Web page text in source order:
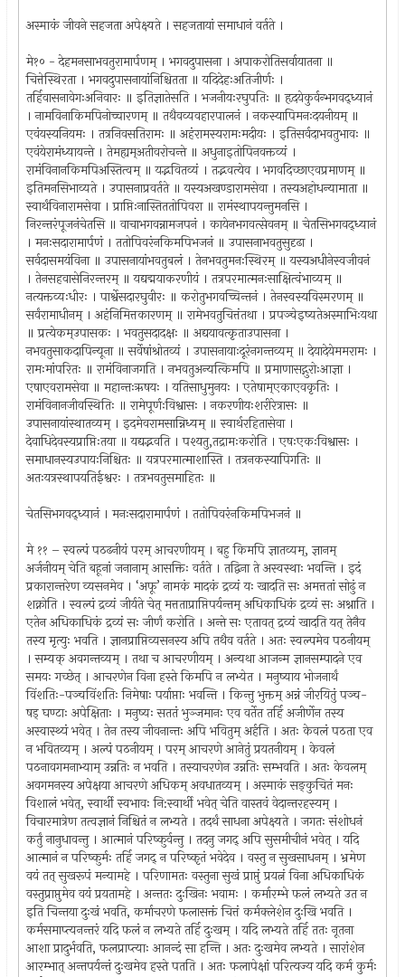
अस्माकं जीवने सहजता अपेक्ष्यते । सहजतायां समाधानं वर्तते ।
मे१० - देहमनसाभवतुरामार्पणम् । भगवदुपासना । अपाकरोतिसर्वायातना ॥
चित्तेस्थिरता । भगवदुपासनायांनिश्चितता ॥ यदिदेहःअतिजीर्णः ।
तर्हिवासनावेगःअनिवारः ॥ इतिज्ञातेसति । भजनीयःरघुपतिः ॥ हृदयेकुर्वन्भगवद्ध्यानं
। नामविनाकिमपिनोच्चारणम् ॥ तथैवव्यवहारपालनं । नकस्यापिमनःदयनीयम् ॥
एवंयस्यनियमः । तत्रनिवसतिरामः ॥ अहंरामस्यरामःमदीयः । इतिसर्वदाभवतुभावः ॥
एवंयेरामंध्यायन्ते । तेमह्यम्अतीवरोचन्ते ॥ अधुनाइतोपिनवक्तव्यं ।
रामंविनानकिमपिअस्तित्वम् ॥ यद्भवितव्यं । तद्भवत्येव । भगवदिच्छाएवप्रमाणम् ॥
इतिमनसिभाव्यते । उपासनाप्रवर्तते ॥ यस्यअखण्डारामसेवा । तस्यअहोधन्यामाता ॥
स्वार्थंविनारामसेवा । प्राप्तिःनास्तिततोपिवरा ॥ रामंस्थापयन्तुमनसि ।
निरन्तरंपूजनंचेतसि ॥ वाचाभगवन्नामजपनं । कायेनभगवत्सेवनम् ॥ चेतसिभगवद्ध्यानं
। मनःसदारामार्पणं । ततोपिवरंनकिमपिभजनं ॥ उपासनाभवतुसुदृढा ।
सर्वदासमयंविना ॥ उपासनायांभवतुबलं । तेनभवतुमनःस्थिरम् ॥ यस्यअधीनेस्वजीवनं
। तेनसहवासेनिरन्तरम् ॥ यद्यद्मयाकरणीयं । तत्रपरमात्मनःसाक्षित्वंभाव्यम् ॥
नत्यक्तव्यःधीरः । पार्श्वेसदारघुवीरः ॥ करोतुभगवच्चिन्तनं । तेनस्वस्यविस्मरणम् ॥
सर्वंरामाधीनम् । अहंनिमित्तकारणम् ॥ रामेभवतुचित्तंतथा । प्रपञ्चेइष्यतेअस्माभिःयथा
॥ प्रत्येकम्उपासकः । भवतुसदादक्षः ॥ अद्ययावत्कृताउपासना ।
नभवतुसाकदापिन्यूना ॥ सर्वेषांश्रोतव्यं । उपासनायाःदूरंनगन्तव्यम् ॥ देयादेयेममरामः ।
रामःमांपरितः ॥ रामंविनाजगति । नभवतुअन्यत्किमपि ॥ प्रमाणासद्गुरोःआज्ञा ।
एषाएवरामसेवा ॥ महान्तःऋषयः । यतिसाधुमुनयः । एतेषाम्एकाएवकृतिः ।
रामंविनानजीवस्थितिः ॥ रामेपूर्णःविश्वासः । नकरणीयःशरीरेत्रासः ॥
उपासनायांस्थातव्यम् । इदमेवरामसान्निध्यम् ॥ स्वार्थरहितासेवा ।
देवाधिदेवस्यप्राप्तिःतया ॥ यद्यद्भवति । पश्यतु,तद्रामःकरोति । एषःएकःविश्वासः ।
समाधानस्यउपायःनिश्चितः ॥ यत्रपरमात्माशास्ति । तत्रनकस्यापिगतिः ॥
अतःयत्रस्थापयतिईश्वरः । तत्रभवतुसमाहितः ॥
चेतसिभगवद्ध्यानं । मनःसदारामार्पणं । ततोपिवरंनकिमपिभजनं ॥
मे ११ – स्वल्पं पठढनीयं परम् आचरणीयम् । बहु किमपि ज्ञातव्यम्, ज्ञानम्
अर्जनीयम् चेति बहूनां जनानाम् आसक्तिः वर्तते । तद्विना ते अस्वस्थाः भवन्ति । इदं
प्रकारान्तरेण व्यसनमेव । ‘अफू’ नामकं मादकं द्रव्यं यः खादति सः अमत्ततां सोढुं न
शक्नोति । स्वल्पं द्रव्यं जीर्यते चेत् मत्तताप्राप्तिपर्यन्तम् अधिकाधिकं द्रव्यं सः अश्नाति ।
एतेन अधिकाधिकं द्रव्यं सः जीर्णं करोति । अन्ते सः एतावत् द्रव्यं खादति यत् तेनैव
तस्य मृत्युः भवति । ज्ञानप्राप्तिव्यसनस्य अपि तथैव वर्तते । अतः स्वल्पमेव पठनीयम्
। सम्यक् अवगन्तव्यम् । तथा च आचरणीयम् । अन्यथा आजन्म ज्ञानसम्पादने एव
समयः गच्छेत् । आचरणेन विना हस्ते किमपि न लभ्येत । मनुष्याय भोजनार्थं
विंशतिः-पञ्चविंशतिः निमेषाः पर्याप्ताः भवन्ति । किन्तु भुक्तम् अन्नं जीरयितुं पञ्च-
षड् घण्टाः अपेक्षिताः । मनुष्यः सततं भुञ्जमानः एव वर्तेत तर्हि अजीर्णेन तस्य
अस्वास्थ्यं भवेत् । तेन तस्य जीवनान्तः अपि भवितुम् अर्हति । अतः केवलं पठता एव
न भवितव्यम् । अल्पं पठनीयम् । परम् आचरणे आनेतुं प्रयतनीयम् । केवलं
पठनावगमनाभ्याम् उन्नतिः न भवति । तस्याचरणेन उन्नतिः सम्भवति । अतः केवलम्
अवगमनस्य अपेक्षया आचरणे अधिकम् अवधातव्यम् । अस्माकं सङ्कुचितं मनः
विशालं भवेत्, स्वार्थी स्वभावः नि:स्वार्थी भवेत् चेति वास्तवं वेदान्तरहस्यम् ।
विचारमात्रेण तत्वज्ञानं निश्चितं न लभ्यते । तदर्थं साधना अपेक्ष्यते । जगतः संशोधनं
कर्तुं नानुधावन्तु । आत्मानं परिष्कुर्वन्तु । तदनु जगद् अपि सुसमीचीनं भवेत् । यदि
आत्मानं न परिष्कुर्मः तर्हि जगद् न परिष्कृतं भवेदेव । वस्तु न सुखसाधनम् । भ्रमेण
वयं तत् सुखरूपं मन्यामहे । परिणामतः वस्तुना सुखं प्राप्तुं प्रयत्नं विना अधिकाधिकं
वस्तुप्राप्तुमेव वयं प्रयतामहे । अन्ततः दुःखिनः भवामः । कर्मारम्भे फलं लभ्यते उत न
इति चिन्तया दुःखं भवति, कर्माचरणे फलासक्तं चित्तं कर्मक्लेशेन दुःखि भवति ।
कर्मसमाप्त्यनन्तरं यदि फलं न लभ्यते तर्हि दुःखम् । यदि लभ्यते तर्हि ततः नूतना
आशा प्रादुर्भवति, फलप्राप्त्याः आनन्दं सा हन्ति । अतः दुःखमेव लभ्यते । सारांशेन
आरम्भात् अन्तपर्यन्तं दुःखमेव हस्ते पतति । अतः फलापेक्षां परित्यज्य यदि कर्म कुर्मः